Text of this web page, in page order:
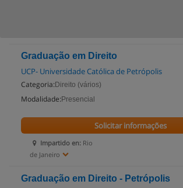
Graduação em Direito
UCP- Universidade Católica de Petrópolis
Categoria: Direito (vários)
Modalidade: Presencial
Impartido en: Rio
de Janeiro
Solicitar informações
Graduação em Direito - Petrópolis